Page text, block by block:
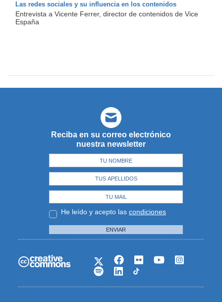
Las redes sociales y su influencia en los contenidos
Entrevista a Vicente Ferrer, director de contenidos de Vice
España
Reciba en su correo electrónico
nuestra newsletter
He leído y acepto las condiciones
ENVIAR